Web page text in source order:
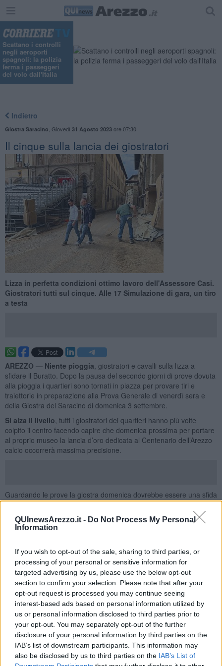
QUInewsArezzo.it - Do Not Process My Personal
Information
If you wish to opt-out of the sale, sharing to third parties, or
processing of your personal or sensitive information for
targeted advertising by us, please use the below opt-out
section to confirm your selection. Please note that after your
opt-out request is processed you may continue seeing
interest-based ads based on personal information utilized by
us or personal information disclosed to third parties prior to
your opt-out. You may separately opt-out of the further
disclosure of your personal information by third parties on the
IAB’s list of downstream participants. This information may
also be disclosed by us to third parties on the IAB’s List of
Scattano i controlli
negli aeroporti
spagnoli: la polizia
ferma i passeggeri
del volo dall'Italia
Indietro
Giostra Saracino Giovedì 31 Agosto 2023ore 07:30
Il cinque sulla lancia dei giostratori
Lizza in perfetta condizioni ottimo lavoro dell'Assessore Casi.
Giostratori tutti sul cinque. Alle 17 Simulazione di gara, un tiro
a testa
AREZZO — Niente pioggia , giostratori e cavalli sulla lizza a
sfidare il Buratto. Dopo la pausa del secondo giorni di prove dovuta
alla pioggia i quartieri sono tornati in piazza per provare tiri e
traiettorie in preparazione alla Prova Generale di venerdì sera e
della Giostra del Saracino di domenica 3 settembre.
Si alza il livello , tutti i giostratori dei quartieri hanno più volte
colpito il centro facendo capire che domenica prossima per portare
al proprio museo la lancia d’oro dedicata al Centenario dell’Arezzo
calcio occorrerà massima precisione.
Guardando le prove la giostra domenica dovrebbe essere una sfida
a eliminazione tra giostratori che stanno dimostrando di essere
prontissimi ma come sanno bene gli aretini e quartieristi domenica
servirà molto di più oltre la precisione sul tabellone. La differenza
Il saracino è una sfida anche mentalee saper rispondere colpo
su colpo all’avversario e agli imprevisti che si mettono davanti al
giostratore è un requisito fondamentale per conquistare il trofeo.
Una menzione particolare, dopo la tanta pioggia caduta ieri, va
fatta all’assessore del comune di ArezzoAlessandro Casi
riuscito a trovare le giuste soluzioni per respingere gli “attacchi” dal
cielo della pioggia alla terra in piazza. Lizza perfetta e nessun
ostacolo per la “Festa”.
Alle 17 si svolgerà la “Simulazione di gara” sedici tiri uno a testa
per i giostratori titolari e quelli che correranno la Prova Generale.
Questa sera ancora luci, canti, ed eventi nei quartieri che portano